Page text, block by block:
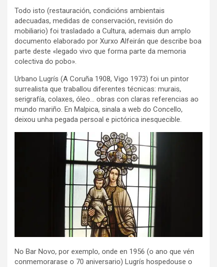
Todo isto (restauración, condicións ambientais
adecuadas, medidas de conservación, revisión do
mobiliario) foi trasladado a Cultura, ademais dun amplo
documento elaborado por Xurxo Alfeirán que describe boa
parte deste «legado vivo que forma parte da memoria
colectiva do pobo».
Urbano Lugrís (A Coruña 1908, Vigo 1973) foi un pintor
surrealista que traballou diferentes técnicas: murais,
serigrafía, colaxes, óleo… obras con claras referencias ao
mundo mariño. En Malpica, sinala a web do Concello,
deixou unha pegada persoal e pictórica inesquecible.
No Bar Novo, por exemplo, onde en 1956 (o ano que vén
conmemorarase o 70 aniversario) Lugrís hospedouse o